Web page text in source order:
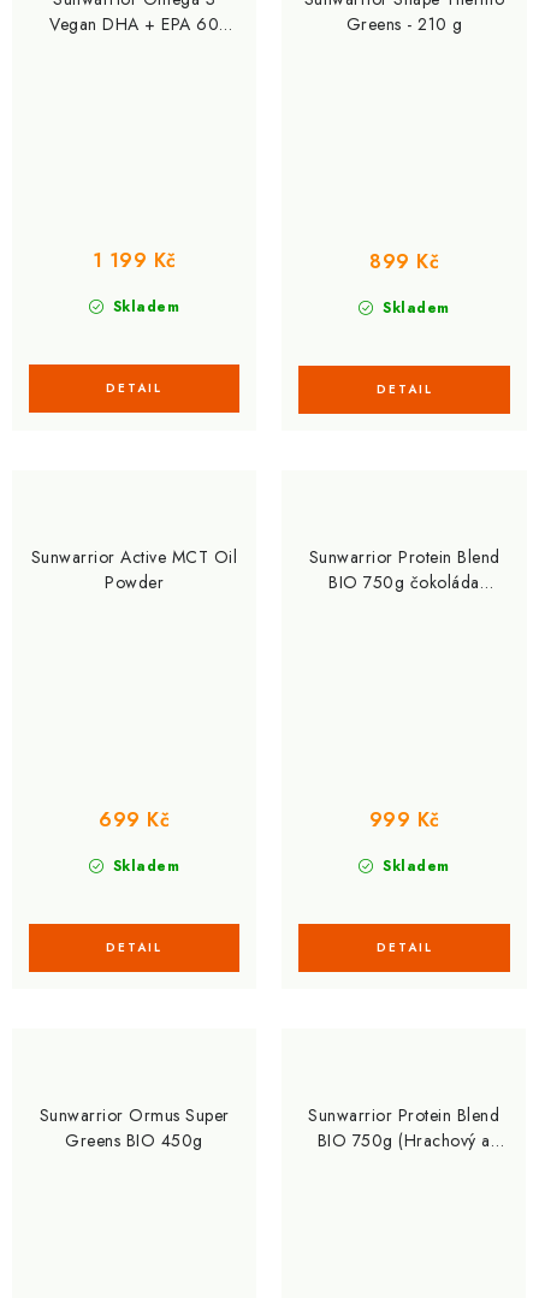
Vegan DHA + EPA 60
Skladem
1 199 Kč
Greens - 210 g
Skladem
899 Kč
Sunwarrior Active MCT Oil
Powder
Skladem
699 Kč
Sunwarrior Protein Blend
BIO 750g čokoláda
Skladem
999 Kč
Sunwarrior Ormus Super
Greens BIO 450g
Sunwarrior Protein Blend
BIO 750g (Hrachový a